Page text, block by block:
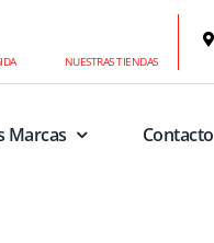
NUESTRAS TIENDAS
Marcas Contacto